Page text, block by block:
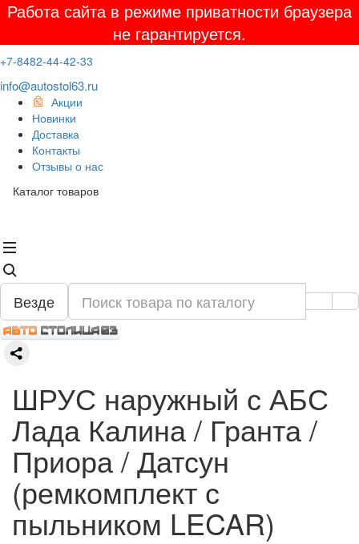
Работа сайта в режиме приватности браузера
не гарантируется.
+7-8482-44-42-33
info@autostol63.ru
Акции
Новинки
Доставка
Контакты
Отзывы о нас
Каталог товаров
Везде
ШРУС наружный с АБС
Лада Калина / Гранта /
Приора / Датсун
(ремкомплект с
пыльником LECAR)